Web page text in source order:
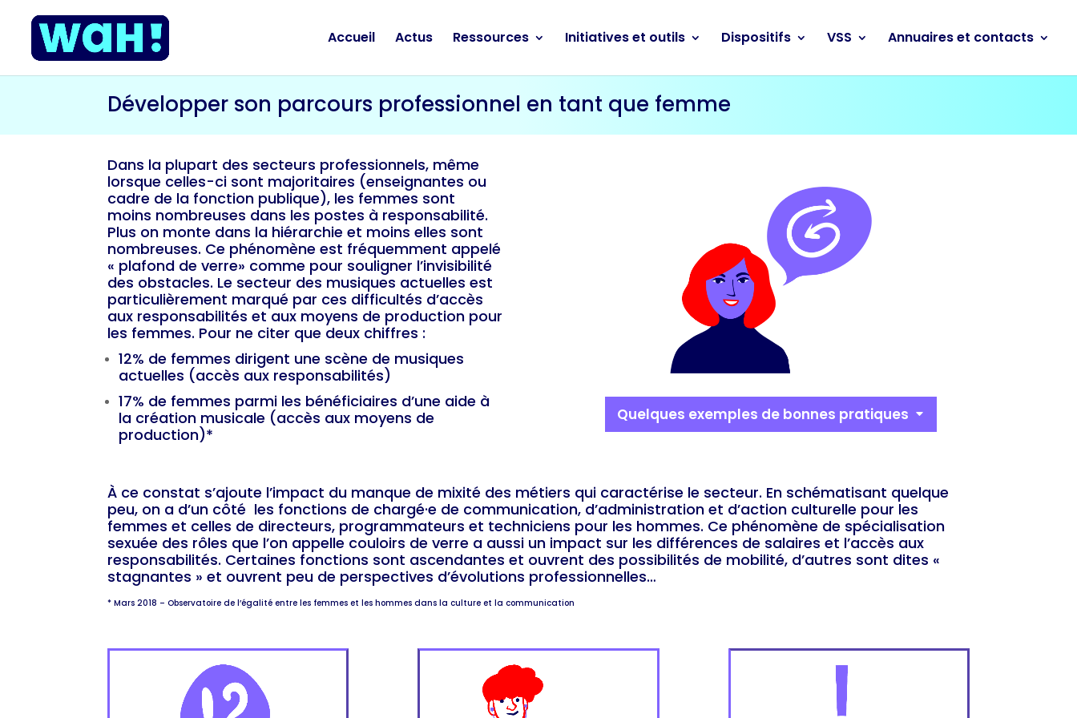
Accueil Actus Ressources Initiatives et outils Dispositifs VSS Annuaires et contacts
Développer son parcours professionnel en tant que femme
Dans la plupart des secteurs professionnels, même
lorsque celles-ci sont majoritaires (enseignantes ou
cadre de la fonction publique), les femmes sont
moins nombreuses dans les postes à responsabilité.
Plus on monte dans la hiérarchie et moins elles sont
nombreuses. Ce phénomène est fréquemment appelé
« plafond de verre» comme pour souligner l’invisibilité
des obstacles. Le secteur des musiques actuelles est
particulièrement marqué par ces difficultés d’accès
aux responsabilités et aux moyens de production pour
les femmes. Pour ne citer que deux chiffres :
12% de femmes dirigent une scène de musiques
actuelles (accès aux responsabilités)
17% de femmes parmi les bénéficiaires d’une aide à
la création musicale (accès aux moyens de
production)*
Quelques exemples de bonnes pratiques
À ce constat s’ajoute l’impact du manque de mixité des métiers qui caractérise le secteur. En schématisant quelque
peu, on a d’un côté les fonctions de chargé·e de communication, d’administration et d’action culturelle pour les
femmes et celles de directeurs, programmateurs et techniciens pour les hommes. Ce phénomène de spécialisation
sexuée des rôles que l’on appelle couloirs de verre a aussi un impact sur les différences de salaires et l’accès aux
responsabilités. Certaines fonctions sont ascendantes et ouvrent des possibilités de mobilité, d’autres sont dites «
stagnantes » et ouvrent peu de perspectives d’évolutions professionnelles…
* Mars 2018 – Observatoire de l’égalité entre les femmes et les hommes dans la culture et la communication